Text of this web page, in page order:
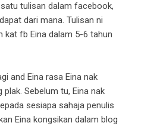
tulisan dalam facebook,
dari mana. Tulisan ni
kat fb Eina dalam 5-6 tahun
and Eina rasa Eina nak
Sebelum tu, Eina nak
sesiapa sahaja penulis
Eina kongsikan dalam blog